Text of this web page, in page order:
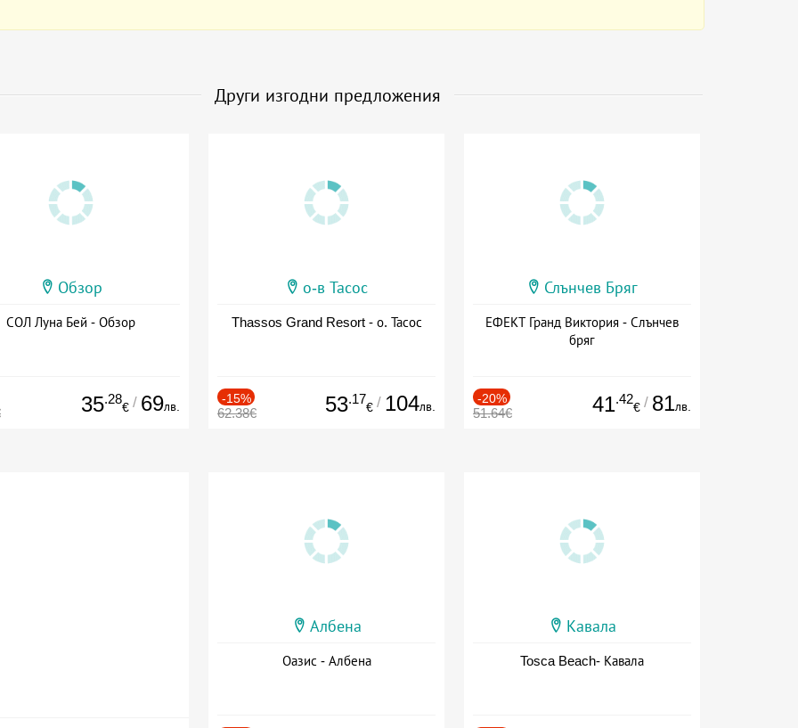
Други изгодни предложения
Обзор
СОЛ Луна Бей - Обзор
35.28
€ / 69лв.
о-в Тасос
Thassos Grand Resort - о. Тасос
-15%
62.38€ 53.17
€ / 104лв.
Слънчев Бряг
ЕФЕКТ Гранд Виктория - Слънчев
бряг
-20%
51.64€ 41.42
€ / 81лв.
Албена
Оазис - Албена
Кавала
Tosca Beach- Кавала